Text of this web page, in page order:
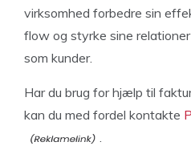
virksomhed forbedre sin
flow og styrke sine
som kunder.
Har du brug for hjælp til
kan du med fordel kontakte
.